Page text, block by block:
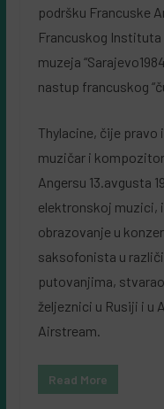
podršku Francuske
Francuskog
muzeja
nastup francuskog
Thylacine, čije pravo
muzičar i
Angersu 13.avgusta
elektronskoj muzici,
obrazovanje u
saksofonista u
putovanjima,
željeznici u Rusiji i u
Airstream.
Read More